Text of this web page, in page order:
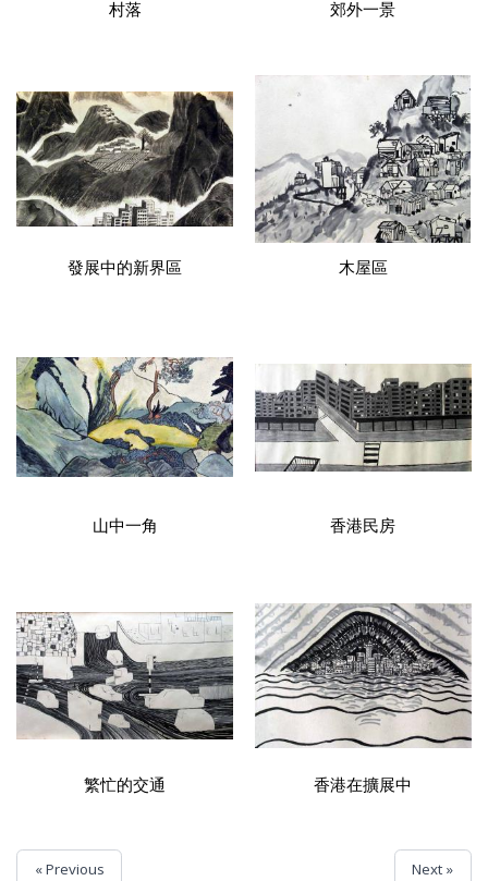
村落 郊外一景
發展中的新界區 木屋區
山中一角 香港民房
繁忙的交通 香港在擴展中
« Previous Next »